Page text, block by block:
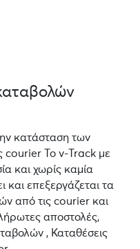
κατάσταση των
courier Το v-Track με
και χωρίς καμία
επεξεργάζεται τα
από τις courier και
αποστολές,
, Καταθέσεις